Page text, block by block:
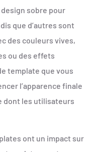
sobre pour
que d’autres sont
des couleurs vives,
ou des effets
template que vous
l’apparence finale
dont les utilisateurs
ont un impact sur